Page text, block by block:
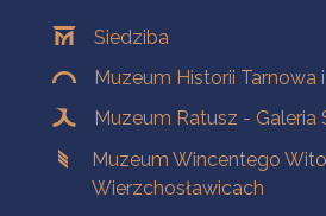
Siedziba
Muzeum Historii Tarnowa
Muzeum Ratusz - Galeria
Muzeum Wincentego
Wierzchosławicach